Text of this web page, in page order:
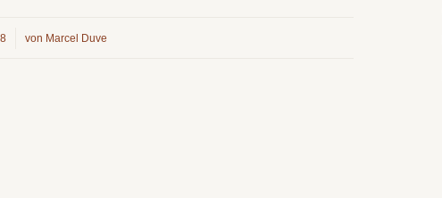
von Marcel Duve